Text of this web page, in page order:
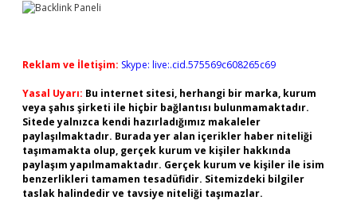
Reklam ve İletişim: Skype: live:.cid.575569c608265c69
Yasal Uyarı: Bu internet sitesi, herhangi bir marka, kurum
veya şahıs şirketi ile hiçbir bağlantısı bulunmamaktadır.
Sitede yalnızca kendi hazırladığımız makaleler
paylaşılmaktadır. Burada yer alan içerikler haber niteliği
taşımamakta olup, gerçek kurum ve kişiler hakkında
paylaşım yapılmamaktadır. Gerçek kurum ve kişiler ile isim
benzerlikleri tamamen tesadüfidir. Sitemizdeki bilgiler
taslak halindedir ve tavsiye niteliği taşımazlar.